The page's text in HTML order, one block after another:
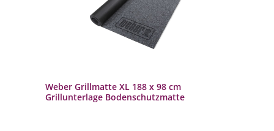
Weber Grillmatte XL 188 x 98 cm
Grillunterlage Bodenschutzmatte